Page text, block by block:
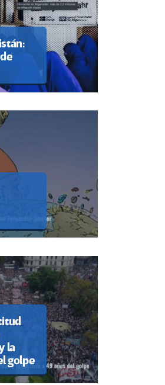
la
golpe